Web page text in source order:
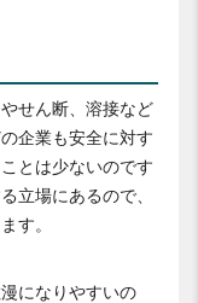
せん断、溶接など
企業も安全に対す
とは少ないのです
立場にあるので、
す。
になりやすいの